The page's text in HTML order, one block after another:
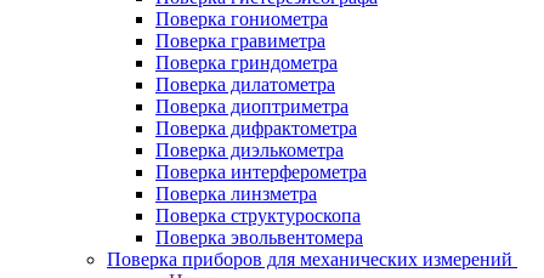
Поверка гониометра
Поверка гравиметра
Поверка гриндометра
Поверка дилатометра
Поверка диоптриметра
Поверка дифрактометра
Поверка диэлькометра
Поверка интерферометра
Поверка линзметра
Поверка структуроскопа
Поверка эвольвентомера
Поверка приборов для механических измерений